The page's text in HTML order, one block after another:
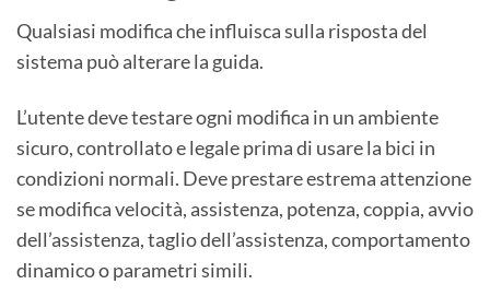
Qualsiasi modifica che influisca sulla risposta del
sistema può alterare la guida.
L’utente deve testare ogni modifica in un ambiente
sicuro, controllato e legale prima di usare la bici in
condizioni normali. Deve prestare estrema attenzione
se modifica velocità, assistenza, potenza, coppia, avvio
dell’assistenza, taglio dell’assistenza, comportamento
dinamico o parametri simili.